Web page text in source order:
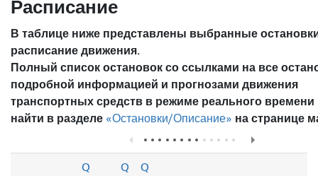
Расписание
В таблице ниже представлены выбранные
расписание движения.
Полный список остановок со ссылками на все
подробной информацией и прогнозами движения
транспортных средств в режиме реального
найти в разделе «Остановки/Описание» на странице
Q
Q
Q